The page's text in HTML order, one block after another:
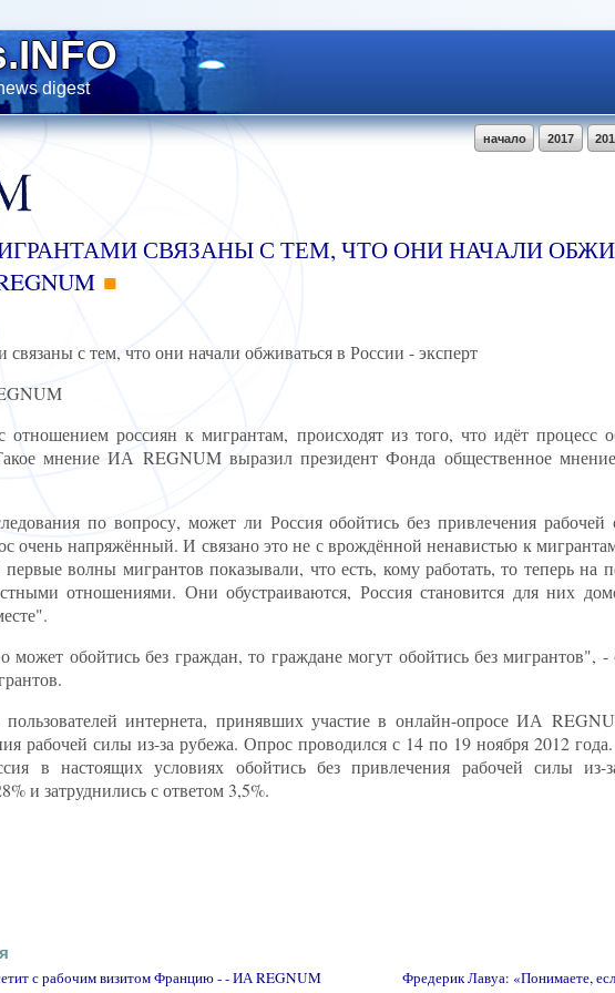
digest
2017
начало
СВЯЗАНЫ С ТЕМ, ЧТО ОНИ НАЧАЛИ
с тем, что они начали обживаться в России - эксперт
россиян к мигрантам, происходят из того, что идёт процесс
мнение ИА REGNUM выразил президент Фонда общественное
по вопросу, может ли Россия обойтись без привлечения
очень напряжённый. И связано это не с врождённой ненавистью к
волны мигрантов показывали, что есть, кому работать, то теперь
отношениями. Они обустраиваются, Россия становится для них
может обойтись без граждан, то граждане могут обойтись без мигрантов",
интернета, принявших участие в онлайн-опросе ИА
рабочей силы из-за рубежа. Опрос проводился с 14 по 19 ноября 2012
в настоящих условиях обойтись без привлечения рабочей силы
и затруднились с ответом 3,5%.
с рабочим визитом Францию - - ИА REGNUM
Фредерик Лавуа: «Понимаете,